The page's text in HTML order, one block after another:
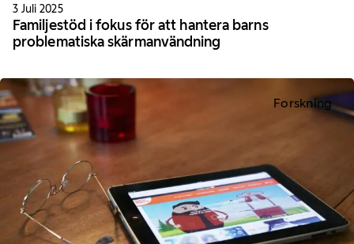
3 Juli 2025
Familjestöd i fokus för att hantera barns
problematiska skärmanvändning
Forskning